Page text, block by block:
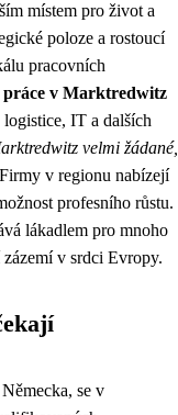
místem pro život a
poloze a rostoucí
pracovních
v Marktredwitz
IT a dalších
velmi žádané,
v regionu nabízejí
profesního růstu.
lákadlem pro mnoho
v srdci Evropy.
se v